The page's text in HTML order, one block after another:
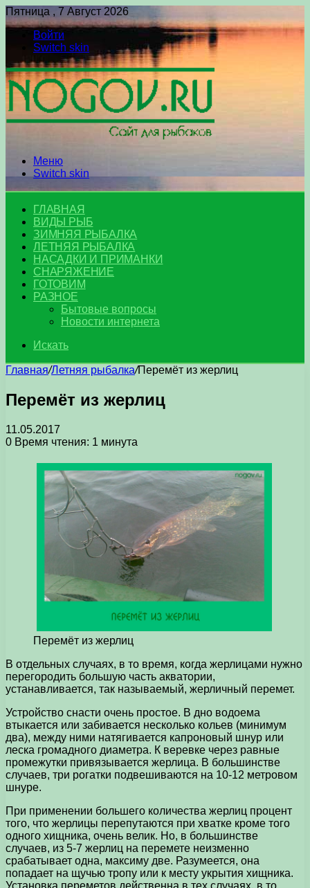
Пятница , 7 Август 2026
Войти
Switch skin
Меню
Switch skin
ГЛАВНАЯ
ВИДЫ РЫБ
ЗИМНЯЯ РЫБАЛКА
ЛЕТНЯЯ РЫБАЛКА
НАСАДКИ И ПРИМАНКИ
СНАРЯЖЕНИЕ
ГОТОВИМ
РАЗНОЕ
Бытовые вопросы
Новости интернета
Искать
Главная/Летняя рыбалка/Перемёт из жерлиц
Перемёт из жерлиц
11.05.2017
0 Время чтения: 1 минута
Перемёт из жерлиц
В отдельных случаях, в то время, когда жерлицами нужно
перегородить большую часть акватории,
устанавливается, так называемый, жерличный перемет.
Устройство снасти очень простое. В дно водоема
втыкается или забивается несколько кольев (минимум
два), между ними натягивается капроновый шнур или
леска громадного диаметра. К веревке через равные
промежутки привязывается жерлица. В большинстве
случаев, три рогатки подвешиваются на 10-12 метровом
шнуре.
При применении большего количества жерлиц процент
того, что жерлицы перепутаются при хватке кроме того
одного хищника, очень велик. Но, в большинстве
случаев, из 5-7 жерлиц на перемете неизменно
срабатывает одна, максиму две. Разумеется, она
попадает на щучью тропу или к месту укрытия хищника.
Установка переметов действенна в тех случаях, в то